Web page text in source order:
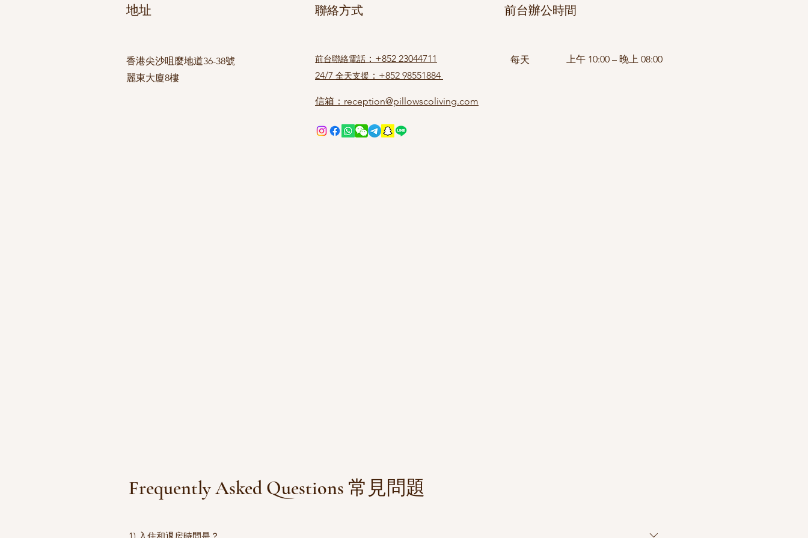
地址 聯絡方式 前台辦公時間
香港尖沙咀麼地道36-38號
麗東大廈8樓
前台聯絡電話 ：+852 23044711
24/7 全天支援 ：+852 98551884
信箱：reception@pillowscoliving.com
每天 上午 10:00 – 晚上 08:00
Frequently Asked Questions 常見問題